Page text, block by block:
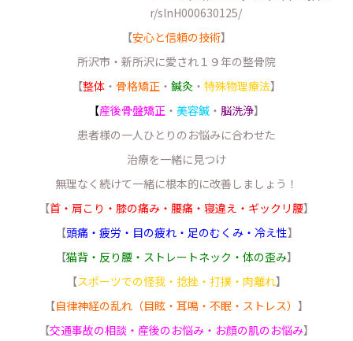
r/slnH000630125/
【安心と信頼の技術】
所沢市・新所沢に愛され１９年の整骨院
【整体 ・ 骨格矯正 ・ 鍼灸 ・ 特殊物理療法】
【産後骨盤矯正 ・ 美容鍼 ・ 脳洗浄】
患者様の一人ひとりのお悩みに合わせた
治療を一緒に見つけ
無理なく続けて一緒に根本的に改善しましょう！
【首・肩こり・膝の痛み・腰痛・寝違え・ギックリ腰】
【頭痛・疲労・目の疲れ・足のむくみ・冷え性】
【猫背・反り腰・ストレートネック・体の歪み】
【スポーツでの怪我・捻挫・打撲・肉離れ】
【自律神経の乱れ（目眩・耳鳴・不眠・ストレス） 】
【交通事故の相談・産後のお悩み・お顔の肌のお悩み】